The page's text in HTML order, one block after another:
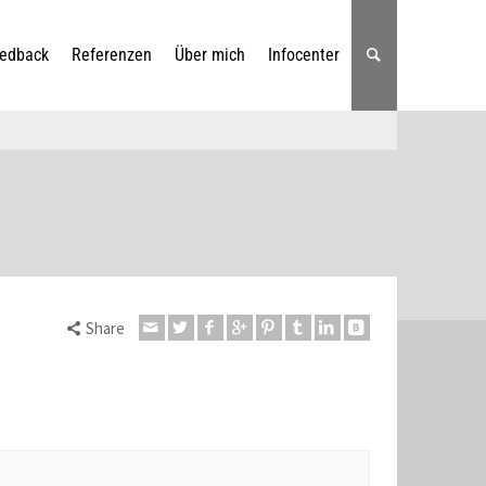
Referenzen Über mich Infocenter
Share